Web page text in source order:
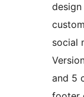
social
and 5